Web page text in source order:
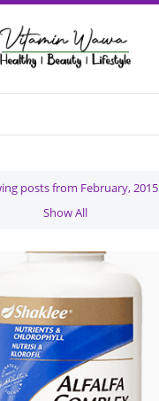
posts from February, 2015
Show All